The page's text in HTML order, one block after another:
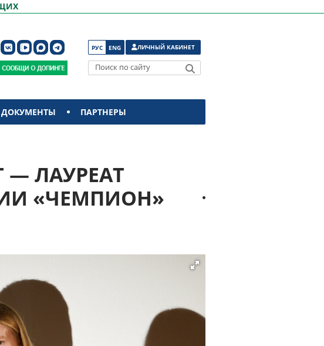
РУС ENG ЛИЧНЫЙ КАБИНЕТ
Поиск по сайту
ДОКУМЕНТЫ ПАРТНЕРЫ
— ЛАУРЕАТ
«ЧЕМПИОН»